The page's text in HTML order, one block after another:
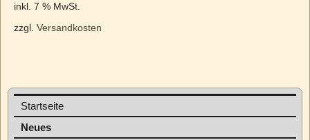
inkl. 7 % MwSt.
zzgl. Versandkosten
Startseite
Neues